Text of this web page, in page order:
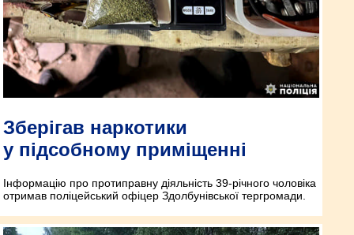
Зберігав наркотики
у підсобному приміщенні
Інформацію про протиправну діяльність 39-річного чоловіка
отримав поліцейський офіцер Здолбунівської тергромади.